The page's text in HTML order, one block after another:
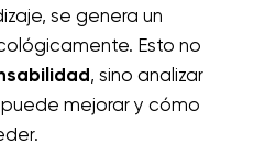
se genera un
Esto no
, sino analizar
mejorar y cómo